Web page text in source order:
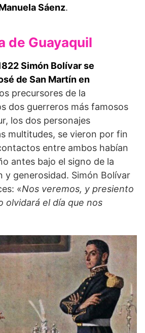
Sáenz.
de Guayaquil
Simón Bolívar se
de San Martínen
precursores de la
dos guerreros más famosos
los dos personajes
multitudes, se vieron por fin
entre ambos habían
antes bajo el signo de la
y generosidad. Simón Bolívar
«Nos veremos, y presiento
olvidará el día que nos